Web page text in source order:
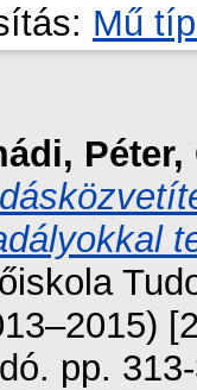
Mű
Péter,
pp.